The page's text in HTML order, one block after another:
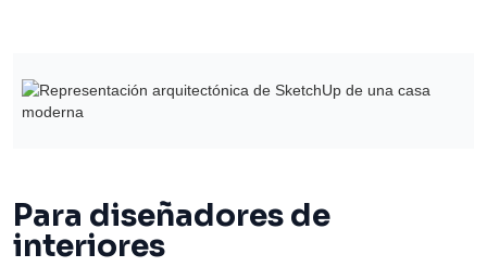
Para diseñadores de
interiores